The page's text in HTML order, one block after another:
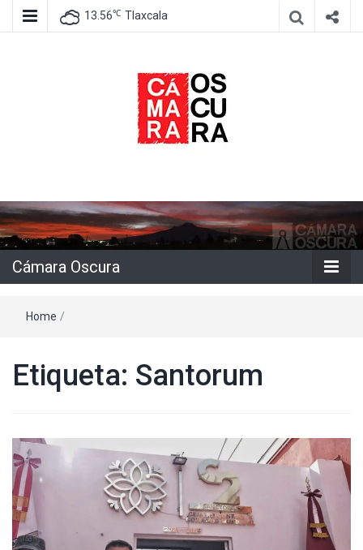
13.56℃ Tlaxcala
Cámara
Oscura
Cámara Oscura
Home /
Etiqueta: Santorum